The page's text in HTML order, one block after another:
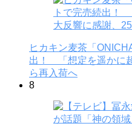
ヒカキン麦茶「
出！ 「想定を遥かに
ら再入荷へ
8